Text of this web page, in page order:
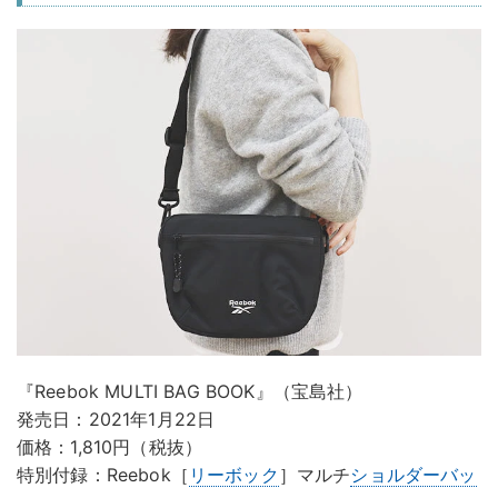
『Reebok MULTI BAG BOOK』（宝島社）
発売日：2021年1月22日
価格：1,810円（税抜）
特別付録：Reebok［ リーボック ］マルチショルダーバッ